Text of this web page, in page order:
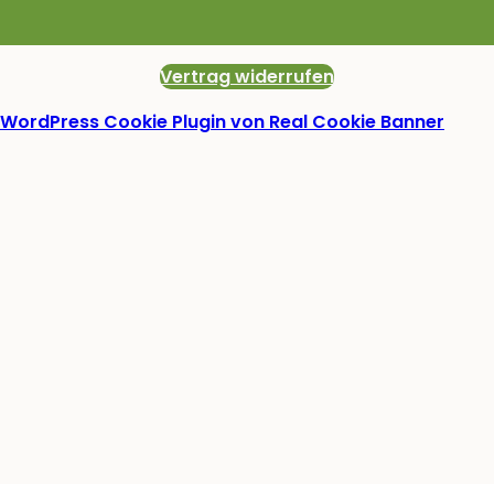
Vertrag widerrufen
WordPress Cookie Plugin von Real Cookie Banner